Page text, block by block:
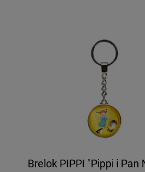
Brelok PIPPI "Pippi i Pan